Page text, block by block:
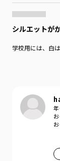
シルエットが
学校用には、白
【展開サイズ】
SS⇒120cm
M⇒140cm
ブランド ／
シーズン
／
／
／